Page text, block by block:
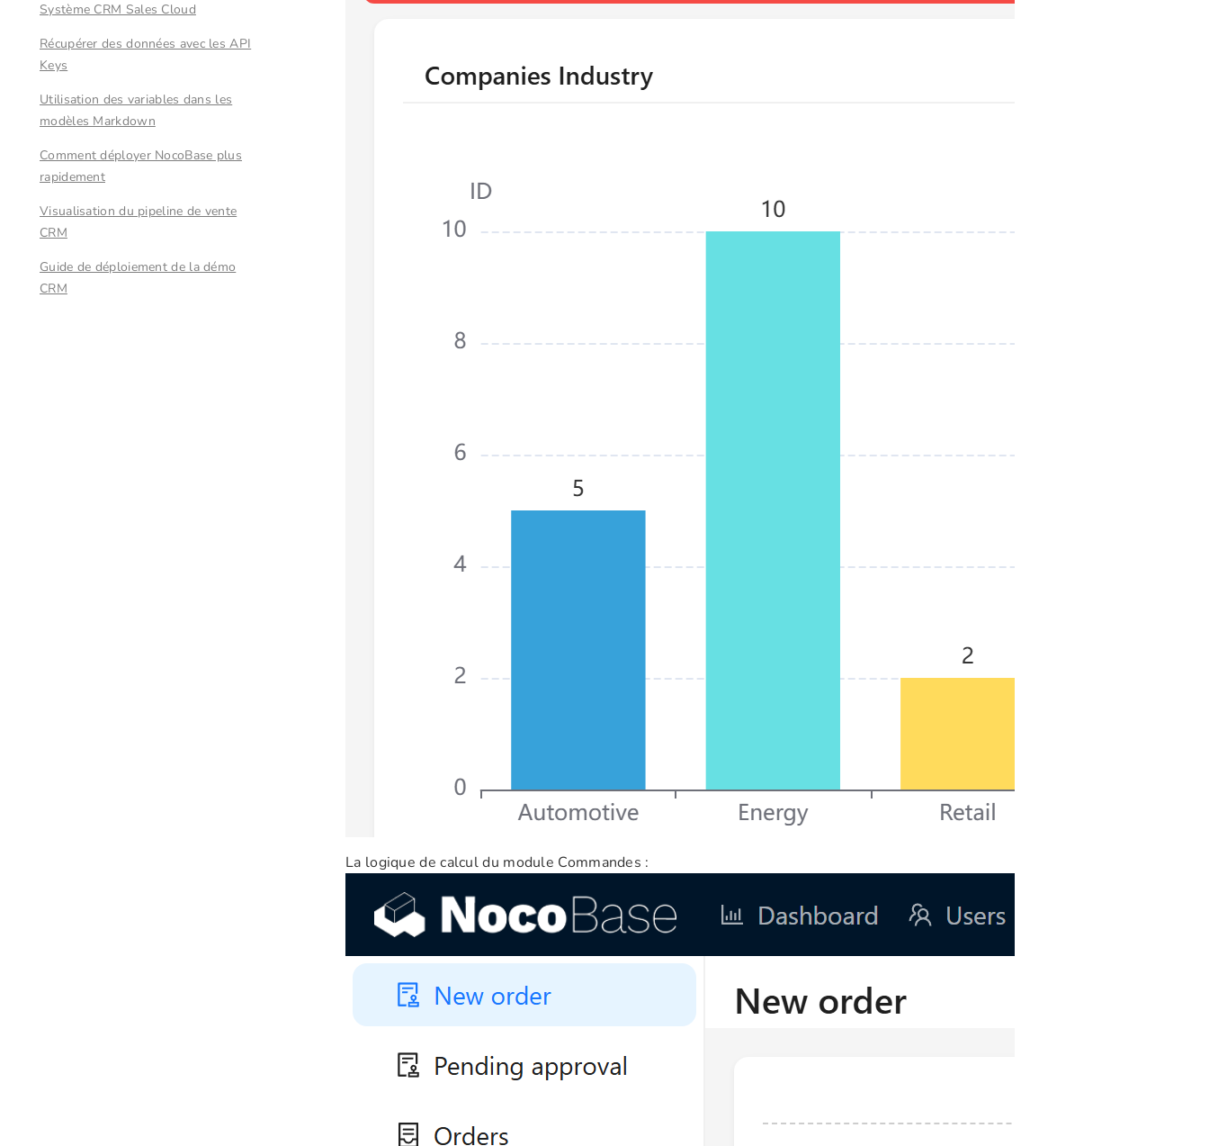
Système CRM Sales Cloud
Récupérer des données avec les API
Keys
Utilisation des variables dans les
modèles Markdown
Comment déployer NocoBase plus
rapidement
Visualisation du pipeline de vente
CRM
Guide de déploiement de la démo
CRM
La logique de calcul du module Commandes :